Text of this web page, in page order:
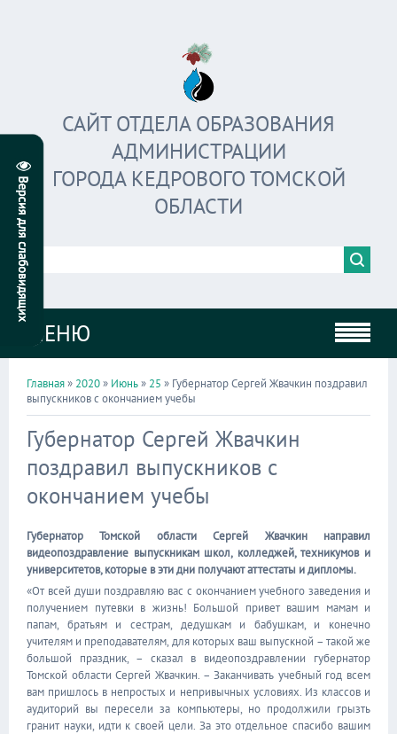
САЙТ ОТДЕЛА ОБРАЗОВАНИЯ
АДМИНИСТРАЦИИ
ГОРОДА КЕДРОВОГО ТОМСКОЙ
ОБЛАСТИ
МЕНЮ
Главная» 2020» Июнь» 25 » Губернатор Сергей Жвачкин поздравил
выпускников с окончанием учебы
Губернатор Сергей Жвачкин
поздравил выпускников с
окончанием учебы
Губернатор Томской области Сергей Жвачкин направил
видеопоздравление выпускникам школ, колледжей, техникумов и
университетов, которые в эти дни получают аттестаты и дипломы.
«От всей души поздравляю вас с окончанием учебного заведения и
получением путевки в жизнь! Большой привет вашим мамам и
папам, братьям и сестрам, дедушкам и бабушкам, и конечно
учителям и преподавателям, для которых ваш выпускной – такой же
большой праздник, – сказал в видеопоздравлении губернатор
Томской области Сергей Жвачкин. – Заканчивать учебный год всем
вам пришлось в непростых и непривычных условиях. Из классов и
аудиторий вы пересели за компьютеры, но продолжили грызть
гранит науки, идти к своей цели. За это отдельное спасибо вашим